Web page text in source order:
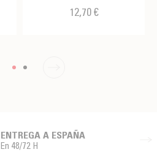
12,70 €
ENTREGA A ESPAÑA
En 48/72 H